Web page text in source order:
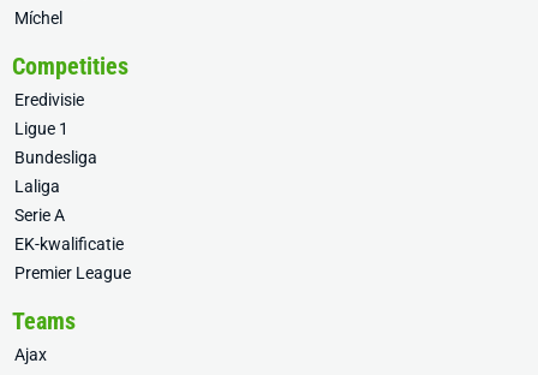
Míchel
Competities
Eredivisie
Ligue 1
Bundesliga
Laliga
Serie A
EK-kwalificatie
Premier League
Teams
Ajax